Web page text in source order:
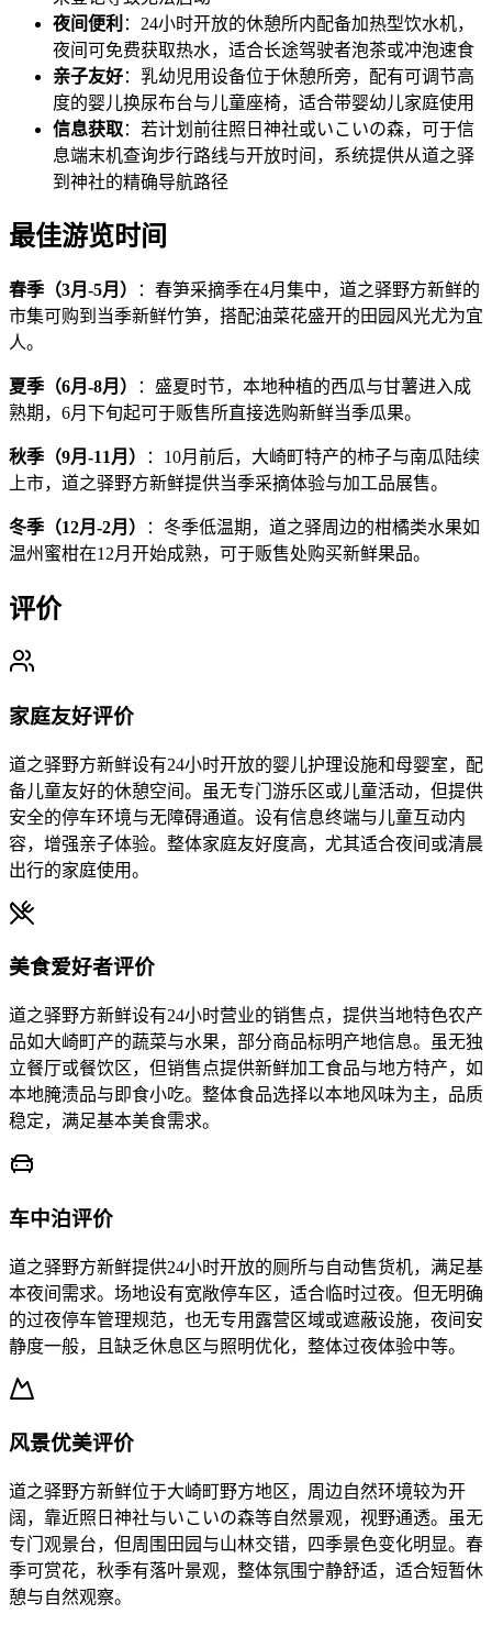
夜间便利 ：24小时开放的休憩所内配备加热型饮水机，
夜间可免费获取热水，适合长途驾驶者泡茶或冲泡速食
亲子友好：乳幼児用设备位于休憩所旁，配有可调节高
度的婴儿换尿布台与儿童座椅，适合带婴幼儿家庭使用
信息获取：若计划前往照日神社或いこいの森，可于信
息端末机查询步行路线与开放时间，系统提供从道之驿
到神社的精确导航路径
最佳游览时间
春季（3月-5月）
：春笋采摘季在4月集中，道之驿野方新鲜的
市集可购到当季新鲜竹笋，搭配油菜花盛开的田园风光尤为宜
人。
夏季（6月-8月）
：盛夏时节，本地种植的西瓜与甘薯进入成
熟期，6月下旬起可于贩售所直接选购新鲜当季瓜果。
秋季（9月-11月）
：10月前后，大崎町特产的柿子与南瓜陆续
上市，道之驿野方新鲜提供当季采摘体验与加工品展售。
冬季（12月-2月）
：冬季低温期，道之驿周边的柑橘类水果如
温州蜜柑在12月开始成熟，可于贩售处购买新鲜果品。
评价
家庭友好评价
道之驿野方新鲜设有24小时开放的婴儿护理设施和母婴室，配
备儿童友好的休憩空间。虽无专门游乐区或儿童活动，但提供
安全的停车环境与无障碍通道。设有信息终端与儿童互动内
容，增强亲子体验。整体家庭友好度高，尤其适合夜间或清晨
出行的家庭使用。
美食爱好者评价
道之驿野方新鲜设有24小时营业的销售点，提供当地特色农产
品如大崎町产的蔬菜与水果，部分商品标明产地信息。虽无独
立餐厅或餐饮区，但销售点提供新鲜加工食品与地方特产，如
本地腌渍品与即食小吃。整体食品选择以本地风味为主，品质
稳定，满足基本美食需求。
车中泊评价
道之驿野方新鲜提供24小时开放的厕所与自动售货机，满足基
本夜间需求。场地设有宽敞停车区，适合临时过夜。但无明确
的过夜停车管理规范，也无专用露营区域或遮蔽设施，夜间安
静度一般，且缺乏休息区与照明优化，整体过夜体验中等。
风景优美评价
道之驿野方新鲜位于大崎町野方地区，周边自然环境较为开
阔，靠近照日神社与いこいの森等自然景观，视野通透。虽无
专门观景台，但周围田园与山林交错，四季景色变化明显。春
季可赏花，秋季有落叶景观，整体氛围宁静舒适，适合短暂休
憩与自然观察。